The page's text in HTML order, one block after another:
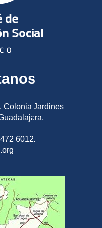
Colonia Jardines
6012.